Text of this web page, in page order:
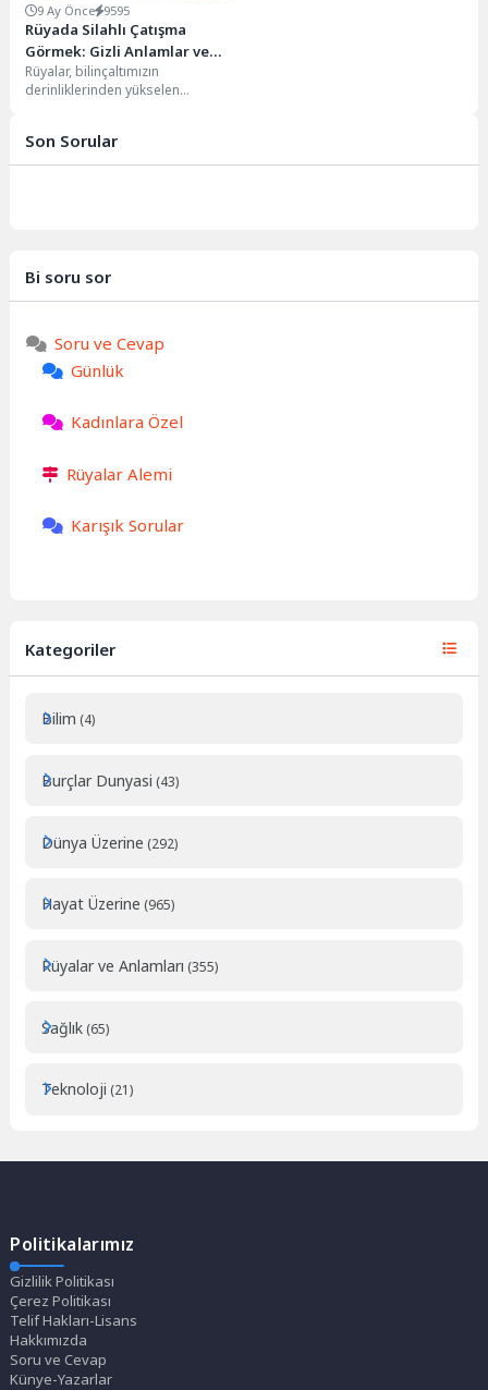
9 Ay Önce 9595
Rüyada Silahlı Çatışma
Görmek: Gizli Anlamlar ve
Yorumlar
Rüyalar, bilinçaltımızın
derinliklerinden yükselen
bu güçlü...
Son Sorular
Bi soru sor
Soru ve Cevap
Günlük
Kadınlara Özel
Rüyalar Alemi
Karışık Sorular
Kategoriler
Bilim (4)
Burçlar Dunyasi (43)
Dünya Üzerine (292)
Hayat Üzerine (965)
Rüyalar ve Anlamları (355)
Sağlık (65)
Teknoloji (21)
Politikalarımız
Gizlilik Politikası
Çerez Politikası
Telif Hakları-Lisans
Hakkımızda
Soru ve Cevap
Künye-Yazarlar